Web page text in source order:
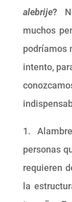
alebrije?
muchos
podríamos
intento,
1.
personas
requieren
la